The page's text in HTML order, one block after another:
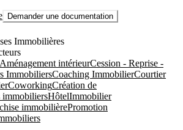
Demander une documentation
Immobilières
Aménagement intérieurCession - Reprise -
ImmobiliersCoaching ImmobilierCourtier
CoworkingCréation de
immobiliersHôtelImmobilier
immobilièrePromotion